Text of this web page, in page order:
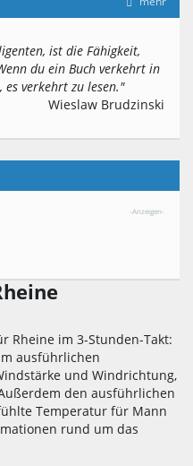
ist die Fähigkeit,
du ein Buch verkehrt in
verkehrt zu lesen."
Wieslaw Brudzinski
-Anzeigen-
Rheine im 3-Stunden-Takt:
ausführlichen
und Windrichtung,
den ausführlichen
Temperatur für Mann
rund um das